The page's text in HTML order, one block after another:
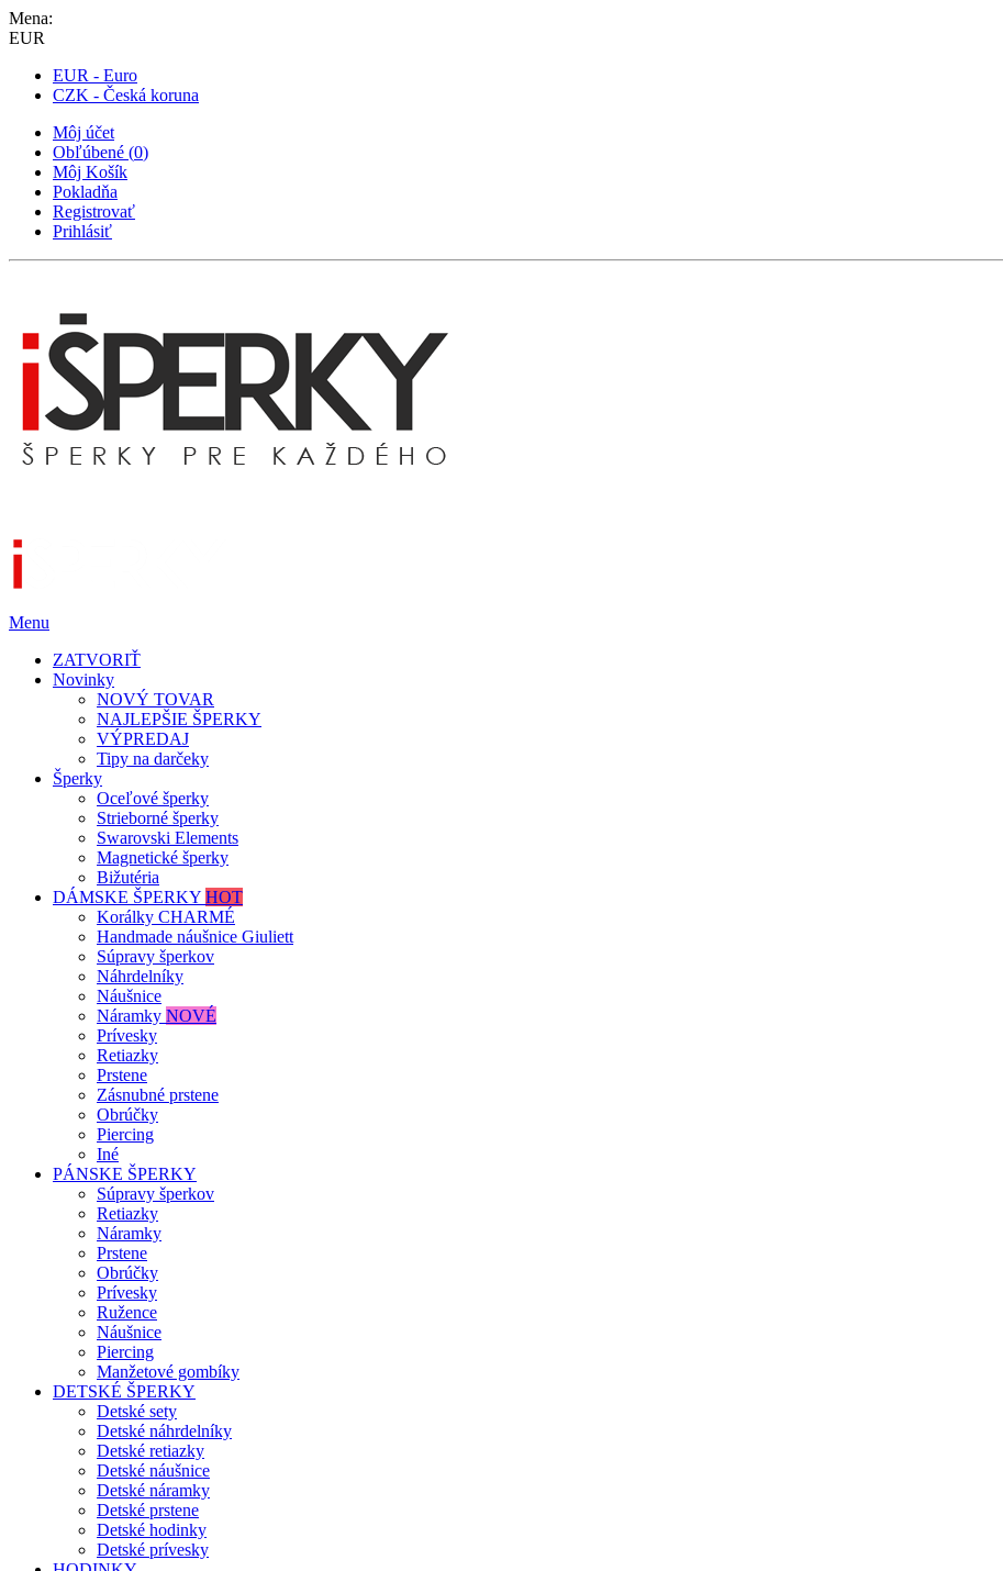
Mena:
EUR
EUR - Euro
CZK - Česká koruna
Môj účet
Obľúbené (0)
Môj Košík
Pokladňa
Registrovať
Prihlásiť
Menu
ZATVORIŤ
Novinky
NOVÝ TOVAR
NAJLEPŠIE ŠPERKY
VÝPREDAJ
Tipy na darčeky
Šperky
Oceľové šperky
Strieborné šperky
Swarovski Elements
Magnetické šperky
Bižutéria
DÁMSKE ŠPERKY HOT
Korálky CHARMÉ
Handmade náušnice Giuliett
Súpravy šperkov
Náhrdelníky
Náušnice
Náramky NOVÉ
Prívesky
Retiazky
Prstene
Zásnubné prstene
Obrúčky
Piercing
Iné
PÁNSKE ŠPERKY
Súpravy šperkov
Retiazky
Náramky
Prstene
Obrúčky
Prívesky
Ružence
Náušnice
Piercing
Manžetové gombíky
DETSKÉ ŠPERKY
Detské sety
Detské náhrdelníky
Detské retiazky
Detské náušnice
Detské náramky
Detské prstene
Detské hodinky
Detské prívesky